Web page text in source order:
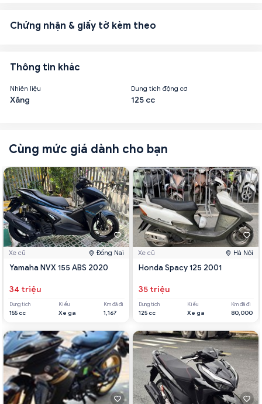
Chứng nhận & giấy tờ kèm theo
Thông tin khác
Nhiên liệu
Xăng
Dung tích động cơ
125 cc
Cùng mức giá dành cho bạn
Xe cũ Đồng Nai
Yamaha NVX 155 ABS 2020
34 triệu
Dung tích
155 cc
Kiểu
Xe ga
Km đã đi
1,167
Xe cũ Hà Nội
Honda Spacy 125 2001
35 triệu
Dung tích
125 cc
Kiểu
Xe ga
Km đã đi
80,000